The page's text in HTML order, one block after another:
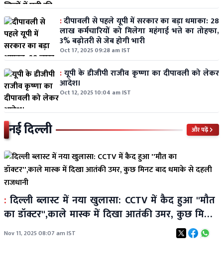
:दीपावली से पहले यूपी में सरकार का बड़ा धमाका: 28
लाख कर्मचारियों को मिलेगा महंगाई भत्ते का तोहफा,
3% बढ़ोतरी से जेब होगी भारी
Oct 17, 2025 09:28 am IST
:यूपी के डीजीपी राजीव कृष्णा का दीपावली को लेकर
आदेश।
Oct 12, 2025 10:04 am IST
नई दिल्ली और पढ़ें
: दिल्ली ब्लास्ट में नया खुलासा: CCTV में कैद हुआ ''मौत
का डॉक्टर'',काले मास्क में दिखा आतंकी उमर, कुछ मिनट
बाद धमाके से दहली राजधानी
Nov 11, 2025 08:07 am IST